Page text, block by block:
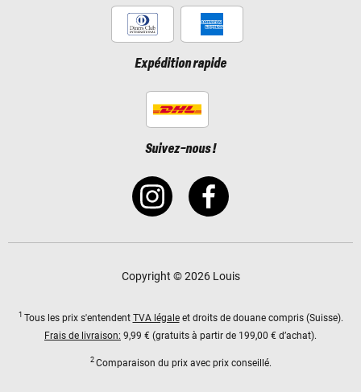
Expédition rapide
Suivez-nous !
Copyright © 2026 Louis
1 Tous les prix s'entendent TVA légaleet droits de douane compris (Suisse).
Frais de livraison: 9,99 € (gratuits à partir de 199,00 € d’achat).
2 Comparaison du prix avec prix conseillé.